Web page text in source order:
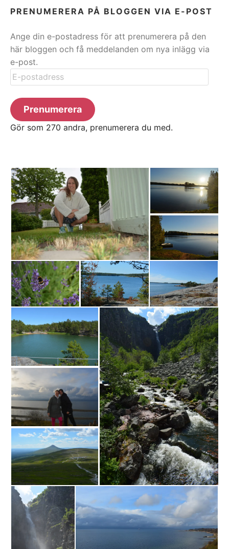
PRENUMERERA PÅ BLOGGEN VIA E-POST
Ange din e-postadress för att prenumerera på den
här bloggen och få meddelanden om nya inlägg via
e-post.
E-
postadress
Prenumerera
Gör som 270 andra, prenumerera du med.